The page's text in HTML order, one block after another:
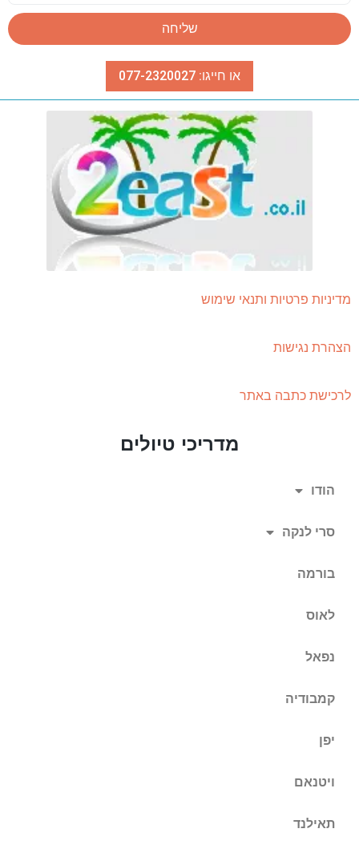
שליחה
או חייגו: 077-2320027
מדיניות פרטיות ותנאי שימוש
הצהרת נגישות
לרכישת כתבה באתר
מדריכי טיולים
הודו
סרי לנקה
בורמה
לאוס
נפאל
קמבודיה
יפן
ויטנאם
תאילנד